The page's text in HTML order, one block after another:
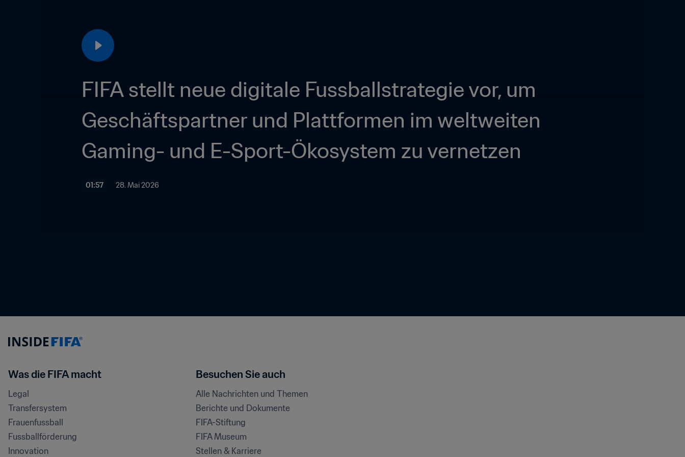
FIFA stellt neue digitale Fussballstrategie vor, um
Geschäftspartner und Plattformen im weltweiten
Gaming- und E-Sport-Ökosystem zu vernetzen
01:57 28. Mai 2026
Was die FIFA macht
Legal
Transfersystem
Frauenfussball
Fussballförderung
Innovation
Besuchen Sie auch
Alle Nachrichten und Themen
Berichte und Dokumente
FIFA-Stiftung
FIFA Museum
Stellen & Karriere